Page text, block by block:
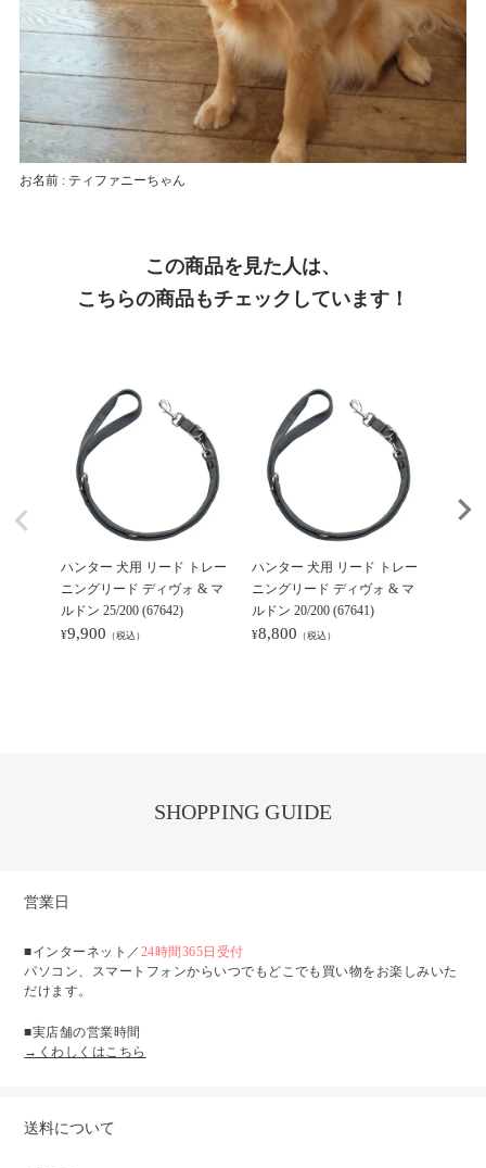
お名前 : ティファニーちゃん
この商品を見た人は、
こちらの商品もチェックしています！
ハンター 犬用 リード トレー
ニングリード ディヴォ & マ
ルドン 25/200 (67642)
¥9,900 （税込）
ハンター 犬用 リード トレー
ニングリード ディヴォ & マ
ルドン 20/200 (67641)
¥8,800 （税込）
SHOPPING GUIDE
営業日
■インターネット／ 24時間365日受付
パソコン、スマートフォンからいつでもどこでも買い物をお楽しみいた
だけます。
■実店舗の営業時間
→くわしくはこちら
送料について